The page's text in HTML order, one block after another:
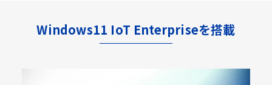
Windows11 IoT Enterpriseを搭載